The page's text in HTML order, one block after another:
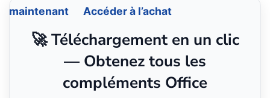
maintenant
Accéder à l’achat
🚀 Téléchargement en un clic
— Obtenez tous les
compléments Office